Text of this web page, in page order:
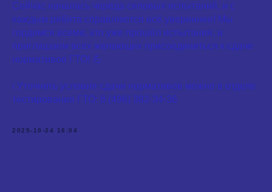
Сейчас началась череда силовых испытаний, и с
каждым ребята справляются всё увереннее! Мы
гордимся всеми, кто уже прошёл испытания, и
приглашаем всех желающих присоединиться к сдаче
нормативов ГТО! 💪
ℹ️ Уточнить условия сдачи нормативов можно в отделе
тестирования ГТО: 8 (496) 382-34-36
2025-10-24 16:04